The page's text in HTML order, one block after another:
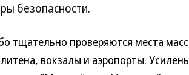
безопасности.
тщательно проверяются места
вокзалы и аэропорты.